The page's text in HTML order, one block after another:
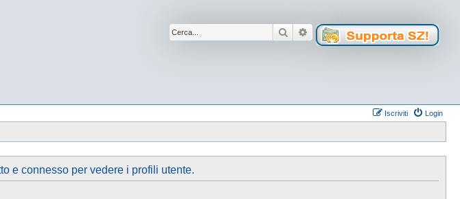
Cerca Ricerca avanzata
Login
Iscriviti
e connesso per vedere i profili utente.